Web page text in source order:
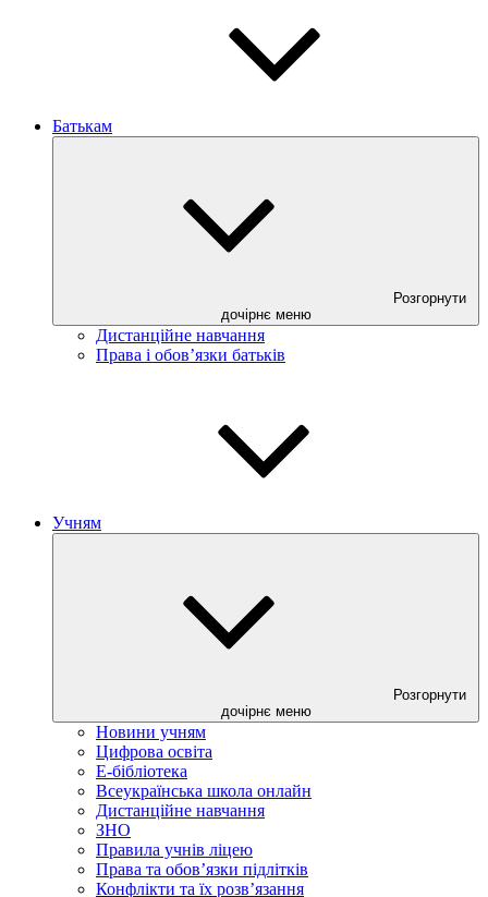
Батькам
Розгорнути
дочірнє меню
Дистанційне навчання
Права і обов’язки батьків
Учням
Розгорнути
дочірнє меню
Новини учням
Цифрова освіта
E-бібліотека
Всеукраїнська школа онлайн
Дистанційне навчання
ЗНО
Правила учнів ліцею
Права та обов’язки підлітків
Конфлікти та їх розв’язання